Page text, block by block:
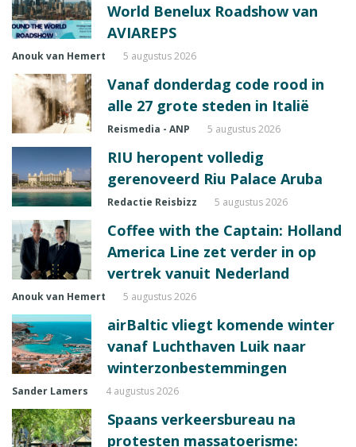
World Benelux Roadshow van
AVIAREPS
Anouk van Hemert 5 augustus 2026
Vanaf donderdag code rood in
alle 27 grote steden in Italië
Reismedia - ANP 5 augustus 2026
RIU heropent volledig
gerenoveerd Riu Palace Aruba
Redactie Reisbizz 5 augustus 2026
Coffee with the Captain: Holland
America Line zet verder in op
vertrek vanuit Nederland
Anouk van Hemert 5 augustus 2026
airBaltic vliegt komende winter
vanaf Luchthaven Luik naar
winterzonbestemmingen
Sander Lamers 4 augustus 2026
Spaans verkeersbureau na
protesten massatoerisme: